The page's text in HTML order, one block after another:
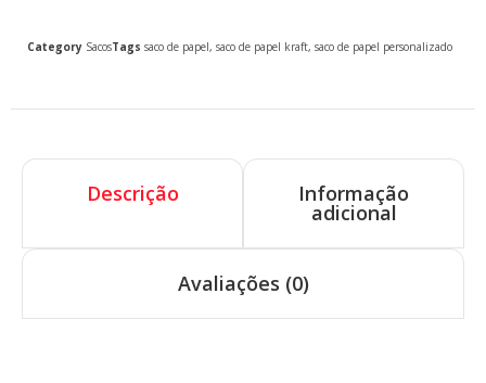
Category SacosTags saco de papel, saco de papel kraft, saco de papel personalizado
Descrição Informação
adicional
Avaliações (0)